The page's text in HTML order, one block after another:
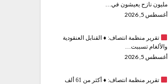
مليون نازح يعيشون في…
أغسطس 5, 2026
تقرير منظمة انتصاف: ♦️القنابل العنقودية
والألغام تسببت…
أغسطس 5, 2026
تقرير منظمة انتصاف: ♦️
أكثر من 61 ألف